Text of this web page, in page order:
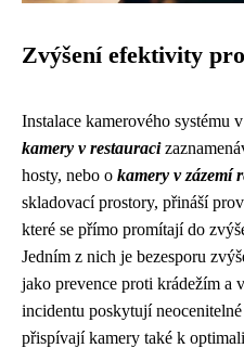
Zvýšení efektivity
Instalace kamerového systému
kamery v restauraci
hosty, nebo o kamery v zázemí
skladovací prostory, přináší
které se přímo promítají do
Jedním z nich je bezesporu
jako prevence proti krádežím a
incidentu poskytují
přispívají kamery také k